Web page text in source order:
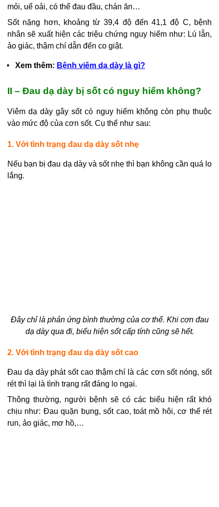
mỏi, uể oải, có thể đau đầu, chán ăn…
Sốt nặng hơn, khoảng từ 39,4 độ đến 41,1 độ C, bệnh
nhân sẽ xuất hiện các triệu chứng nguy hiểm như: Lú lẫn,
ảo giác, thậm chí dẫn đến co giật.
Xem thêm: Bệnh viêm dạ dày là gì?
II – Đau dạ dày bị sốt có nguy hiểm không?
Viêm dạ dày gây sốt có nguy hiểm không còn phụ thuộc
vào mức độ của cơn sốt. Cụ thể như sau:
1. Với tình trạng đau dạ dày sốt nhẹ
Nếu bạn bị đau dạ dày và sốt nhẹ thì bạn không cần quá lo
lắng.
Đây chỉ là phản ứng bình thường của cơ thể. Khi cơn đau
dạ dày qua đi, biểu hiện sốt cấp tính cũng sẽ hết.
2. Với tình trạng đau dạ dày sốt cao
Đau dạ dày phát sốt cao thậm chí là các cơn sốt nóng, sốt
rét thì lại là tình trạng rất đáng lo ngại.
Thông thường, người bệnh sẽ có các biểu hiện rất khó
chịu như: Đau quặn bụng, sốt cao, toát mồ hôi, cơ thể rét
run, ảo giác, mơ hồ,…